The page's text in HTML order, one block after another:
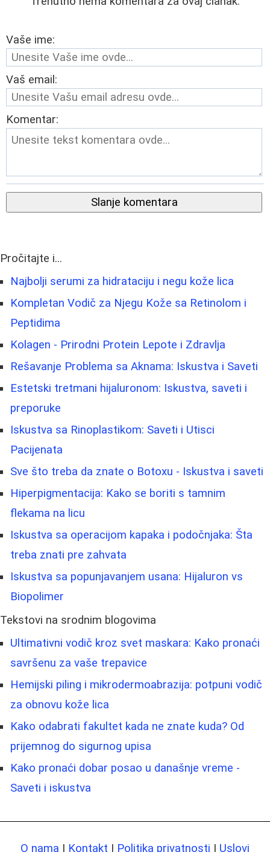
Vaše ime:
Vaš email:
Komentar:
Slanje komentara
Pročitajte i...
Najbolji serumi za hidrataciju i negu kože lica
Kompletan Vodič za Njegu Kože sa Retinolom i
Peptidima
Kolagen - Prirodni Protein Lepote i Zdravlja
Rešavanje Problema sa Aknama: Iskustva i Saveti
Estetski tretmani hijaluronom: Iskustva, saveti i
preporuke
Iskustva sa Rinoplastikom: Saveti i Utisci
Pacijenata
Sve što treba da znate o Botoxu - Iskustva i saveti
Hiperpigmentacija: Kako se boriti s tamnim
flekama na licu
Iskustva sa operacijom kapaka i podočnjaka: Šta
treba znati pre zahvata
Iskustva sa popunjavanjem usana: Hijaluron vs
Biopolimer
Tekstovi na srodnim blogovima
Ultimativni vodič kroz svet maskara: Kako pronaći
savršenu za vaše trepavice
Hemijski piling i mikrodermoabrazija: potpuni vodič
za obnovu kože lica
Kako odabrati fakultet kada ne znate kuda? Od
prijemnog do sigurnog upisa
Kako pronaći dobar posao u današnje vreme -
Saveti i iskustva
O nama | Kontakt | Politika privatnosti | Uslovi